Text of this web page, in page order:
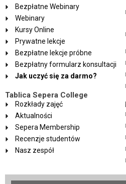
Bezpłatne Webinary
Webinary
Kursy Online
Prywatne lekcje
Bezpłatne lekcje próbne
Bezpłatny formularz konsultacji
Jak uczyć się za darmo?
Tablica Sepera College
Rozkłady zajęć
Aktualności
Sepera Membership
Recenzje studentów
Nasz zespół